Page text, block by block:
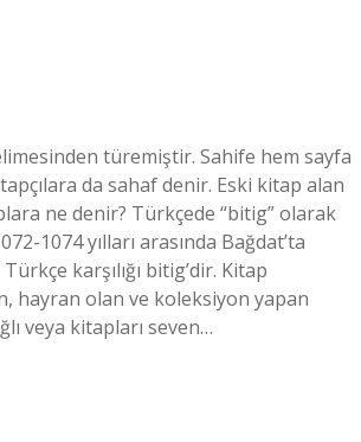
türemiştir. Sahife hem sayfa
da sahaf denir. Eski kitap alan
ne denir? Türkçede “bitig” olarak
1074 yılları arasında Bağdat’ta
karşılığı bitig’dir. Kitap
hayran olan ve koleksiyon yapan
veya kitapları seven…